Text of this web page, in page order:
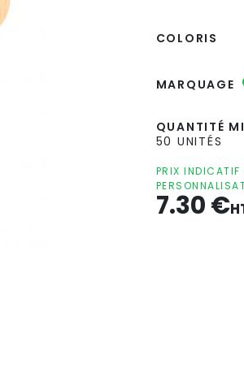
COLORIS
MARQUAGE
QUANTITÉ
50 UNITÉS
PRIX INDICATIF
7.30€